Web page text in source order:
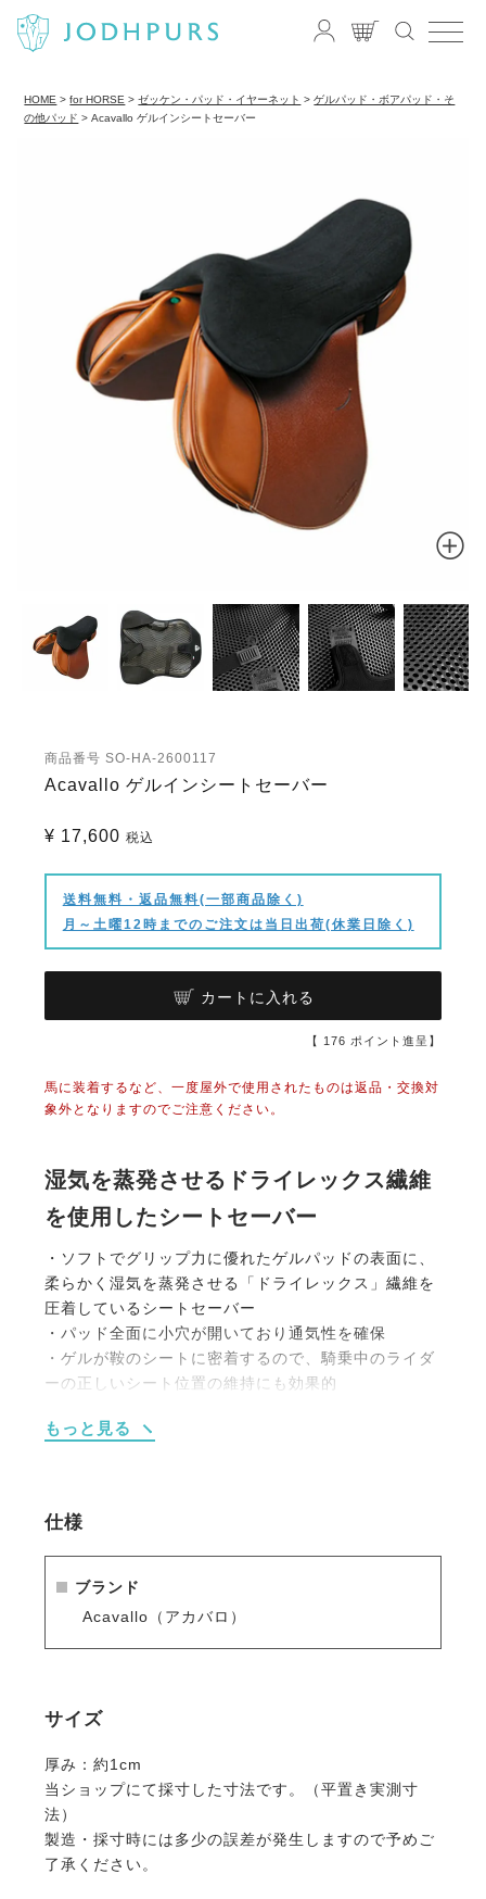
HOME for HORSE ゼッケン・パッド・イヤーネット
ゲルパッド・ボアパッド・そ
の他パッド
Acavallo ゲルインシートセーバー
商品番号 SO-HA-2600117
Acavallo ゲルインシートセーバー
¥ 17,600 税込
送料無料・返品無料(一部商品除く)
月～土曜12時までのご注文は当日出荷(休業日除く)
カートに入れる
【 176 ポイント進呈】
馬に装着するなど、一度屋外で使用されたものは返品・交換対
象外となりますのでご注意ください。
湿気を蒸発させるドライレックス繊維
を使用したシートセーバー
・ソフトでグリップ力に優れたゲルパッドの表面に、
柔らかく湿気を蒸発させる「ドライレックス」繊維を
圧着しているシートセーバー
・パッド全面に小穴が開いており通気性を確保
・ゲルが鞍のシートに密着するので、騎乗中のライダ
ーの正しいシート位置の維持にも効果的
ます
ゲルは元々オイルを含んだ素材なので、裸の状態で鞍
に装着するとシート表面にゲルパッドの穴の跡が残り
ます。
新品や使い込まれていない鞍、特に茶系など明るい色
もっと見る
仕様
ブランド
Acavallo（アカバロ）
サイズ
厚み：約1cm
当ショップにて採寸した寸法です。（平置き実測寸
法）
製造・採寸時には多少の誤差が発生しますので予めご
了承ください。